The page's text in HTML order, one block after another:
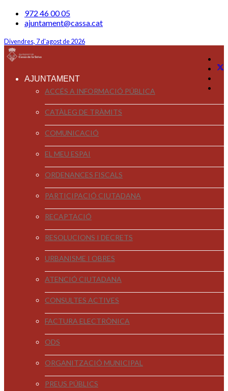
972 46 00 05
ajuntament@cassa.cat
Divendres, 7 d'agost de 2026
AJUNTAMENT
ACCÉS A INFORMACIÓ PÚBLICA
CATÀLEG DE TRÀMITS
COMUNICACIÓ
EL MEU ESPAI
ORDENANCES FISCALS
PARTICIPACIÓ CIUTADANA
RECAPTACIÓ
RESOLUCIONS I DECRETS
URBANISME I OBRES
ATENCIÓ CIUTADANA
CONSULTES ACTIVES
FACTURA ELECTRÒNICA
ODS
ORGANITZACIÓ MUNICIPAL
PREUS PÚBLICS